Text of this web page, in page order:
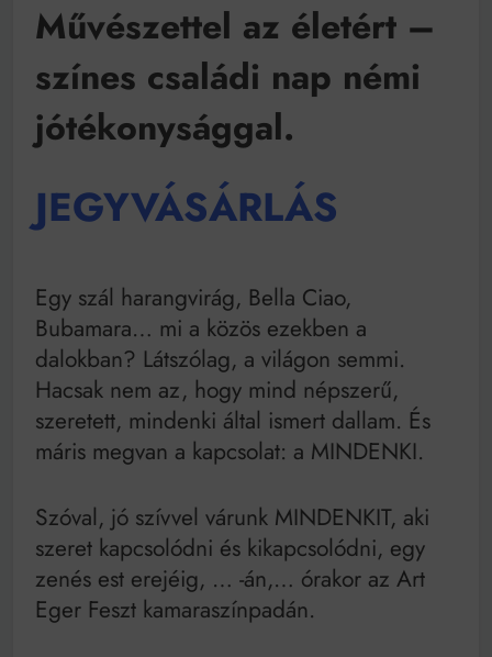
Mindenki a világot akarja uralni – de nem csak a 80-
as években
működik, ha jól van felújítva
Művészettel az életért –
színes családi nap némi
jótékonysággal.
JEGYVÁSÁRLÁS
Egy szál harangvirág, Bella Ciao,
Bubamara… mi a közös ezekben a
dalokban? Látszólag, a világon semmi.
Hacsak nem az, hogy mind népszerű,
szeretett, mindenki által ismert dallam. És
máris megvan a kapcsolat: a MINDENKI.
Szóval, jó szívvel várunk MINDENKIT, aki
szeret kapcsolódni és kikapcsolódni, egy
zenés est erejéig, … -án,… órakor az Art
Eger Feszt kamaraszínpadán.